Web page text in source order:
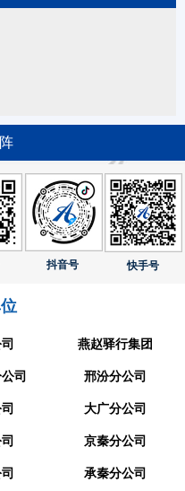
抖音号 快手号
燕赵驿行集团
司 邢汾分公司
大广分公司
京秦分公司
承秦分公司